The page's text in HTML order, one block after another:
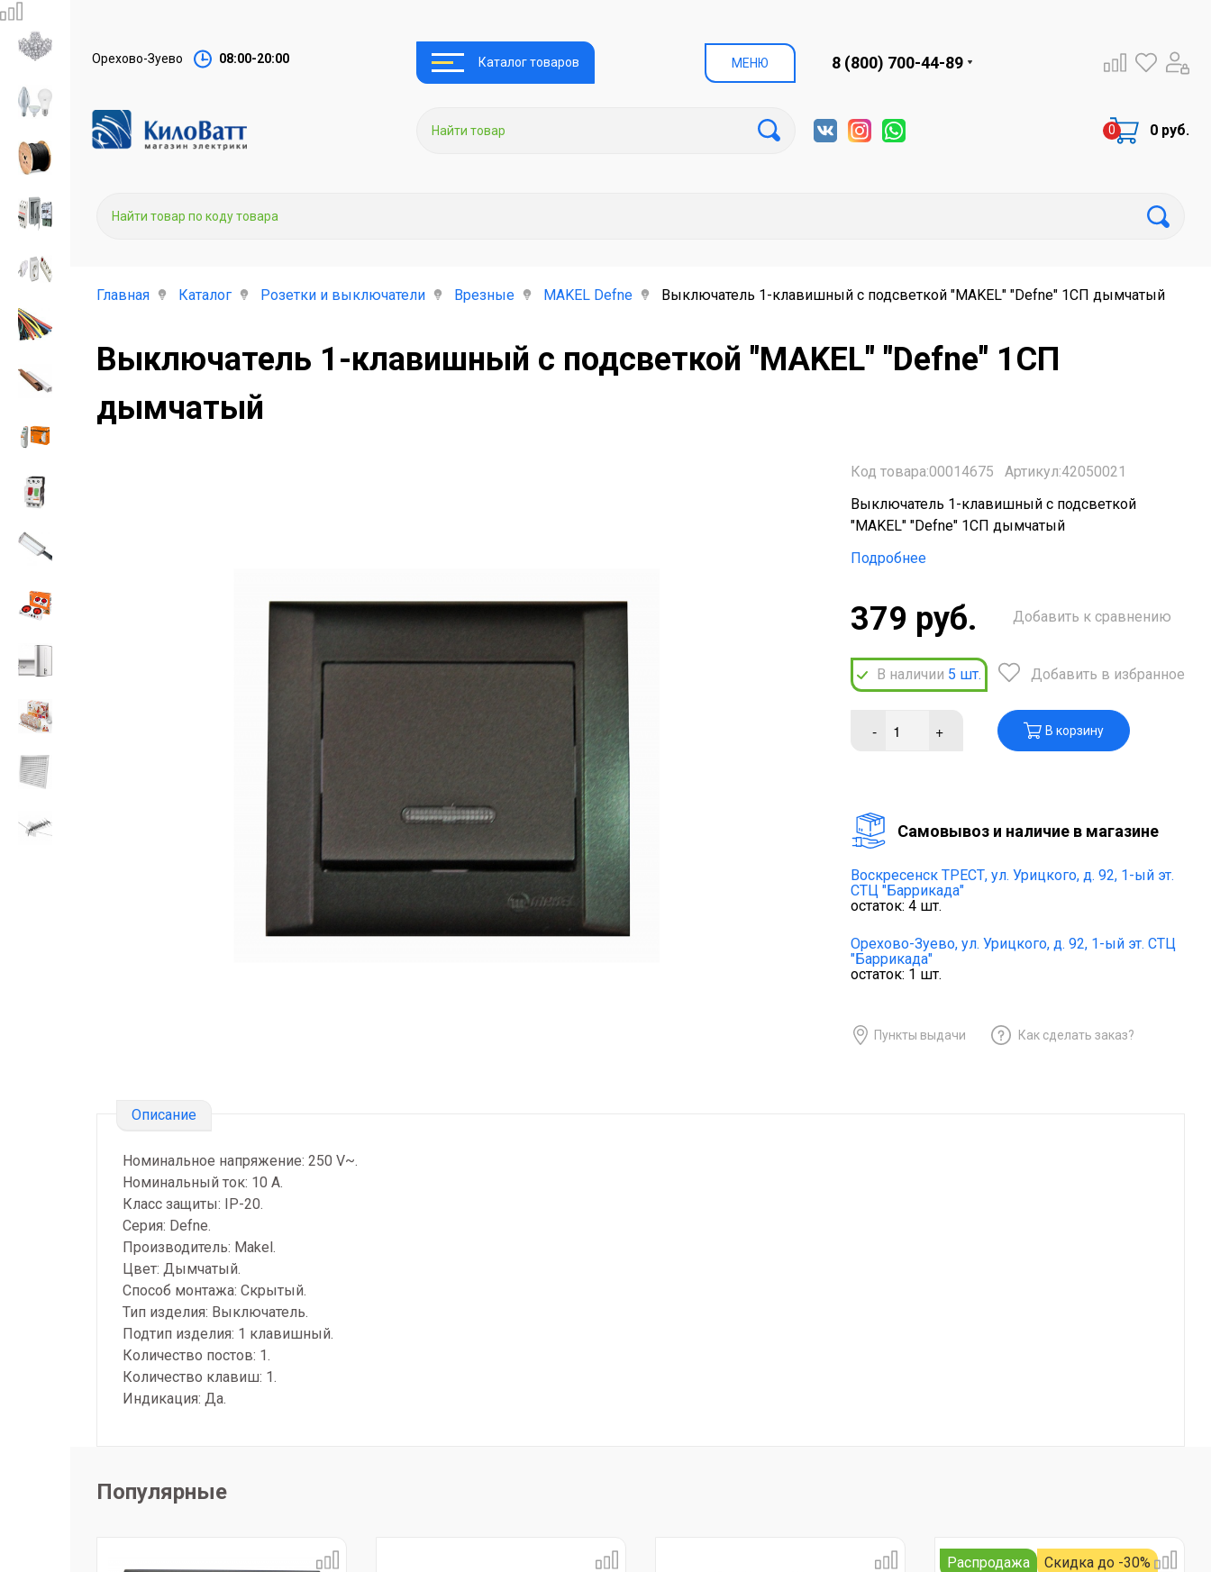
Орехово-Зуево 08:00-20:00 Каталог товаров МЕНЮ 8 (800) 700-44-89
0 руб.
Главная Каталог Розетки и выключатели Врезные MAKEL Defne Выключатель 1-клавишный с подсветкой "MAKEL" "Defne" 1СП дымчатый
Выключатель 1-клавишный с подсветкой "MAKEL" "Defne" 1СП
дымчатый
Код товара:00014675
Артикул:42050021
Выключатель 1-клавишный с подсветкой
"MAKEL" "Defne" 1СП дымчатый
Подробнее
379 руб.
В наличии 5 шт.
Добавить к сравнению
Добавить в избранное
- + В корзину
Cамовывоз и наличие в магазине
Воскресенск ТРЕСТ, ул. Урицкого, д. 92, 1-ый эт.
СТЦ "Баррикада"
остаток: 4 шт.
Орехово-Зуево, ул. Урицкого, д. 92, 1-ый эт. СТЦ
"Баррикада"
остаток: 1 шт.
Пункты выдачи Как сделать заказ?
Описание
Номинальное напряжение: 250 V~.
Номинальный ток: 10 А.
Класс защиты: IP-20.
Серия: Defne.
Производитель: Makel.
Цвет: Дымчатый.
Способ монтажа: Скрытый.
Тип изделия: Выключатель.
Подтип изделия: 1 клавишный.
Количество постов: 1.
Количество клавиш: 1.
Индикация: Да.
Популярные
Распродажа Скидка до -30%